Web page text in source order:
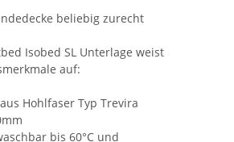
beliebig zurecht
Isobed SL Unterlage weist
auf:
Hohlfaser Typ Trevira
bis 60°C und